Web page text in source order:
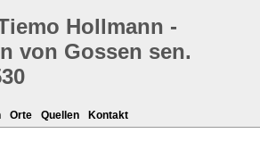
Hollmann -
von Gossen sen.
Orte Quellen Kontakt